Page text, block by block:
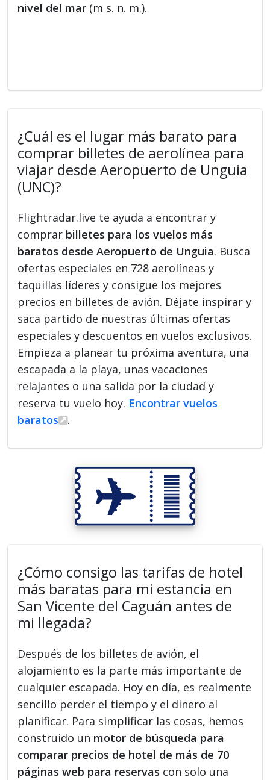
nivel del mar (m s. n. m.).
¿Cuál es el lugar más barato para
comprar billetes de aerolínea para
viajar desde Aeropuerto de Unguia
(UNC)?
Flightradar.live te ayuda a encontrar y
comprar billetes para los vuelos más
baratos desde Aeropuerto de Unguia. Busca
ofertas especiales en 728 aerolíneas y
taquillas líderes y consigue los mejores
precios en billetes de avión. Déjate inspirar y
saca partido de nuestras últimas ofertas
especiales y descuentos en vuelos exclusivos.
Empieza a planear tu próxima aventura, una
escapada a la playa, unas vacaciones
relajantes o una salida por la ciudad y
reserva tu vuelo hoy. Encontrar vuelos
baratos
.
¿Cómo consigo las tarifas de hotel
más baratas para mi estancia en
San Vicente del Caguán antes de
mi llegada?
Después de los billetes de avión, el
alojamiento es la parte más importante de
cualquier escapada. Hoy en día, es realmente
sencillo perder el tiempo y el dinero al
planificar. Para simplificar las cosas, hemos
construido un motor de búsqueda para
comparar precios de hotel de más de 70
páginas web para reservas con solo una